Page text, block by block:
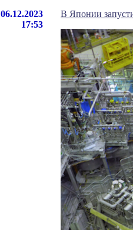
06.12.2023
17:53
В Японии